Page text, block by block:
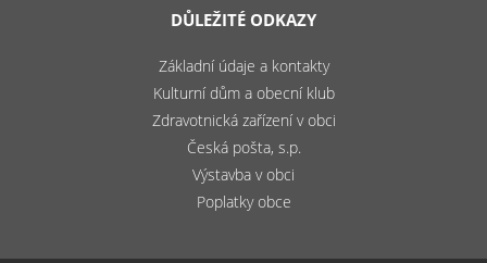
DŮLEŽITÉ ODKAZY
Základní údaje a kontakty
Kulturní dům a obecní klub
Zdravotnická zařízení v obci
Česká pošta, s.p.
Výstavba v obci
Poplatky obce